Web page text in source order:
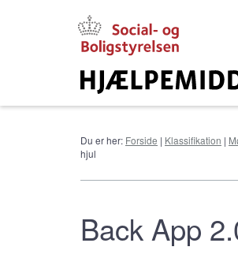
Du er her: Forside | Klassifikation |
hjul
Back App